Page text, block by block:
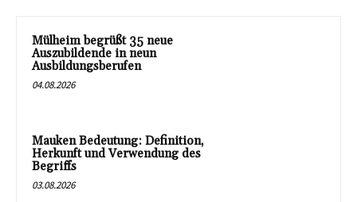
Mülheim begrüßt 35 neue
Auszubildende in neun
Ausbildungsberufen
04.08.2026
Mauken Bedeutung: Definition,
Herkunft und Verwendung des
Begriffs
03.08.2026